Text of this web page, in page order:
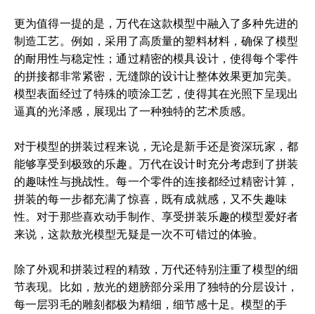
更为值得一提的是，万代在这款模型中融入了多种先进的
制造工艺。例如，采用了高质量的塑料材料，确保了模型
的耐用性与稳定性；通过精密的模具设计，使得每个零件
的拼接都非常紧密，无缝隙的设计让整体效果更加完美。
模型表面经过了特殊的喷涂工艺，使得其在光照下呈现出
逼真的光泽感，展现出了一种独特的艺术质感。
对于模型的拼装过程来说，无论是新手还是资深玩家，都
能够享受到极致的乐趣。万代在设计时充分考虑到了拼装
的趣味性与挑战性。每一个零件的连接都经过精密计算，
拼装的每一步都充满了惊喜，既有成就感，又不失趣味
性。对于那些喜欢动手制作、享受拼装乐趣的模型爱好者
来说，这款敖光模型无疑是一次不可错过的体验。
除了外观和拼装过程的精致，万代还特别注重了模型的细
节表现。比如，敖光的翅膀部分采用了独特的分层设计，
每一层羽毛的雕刻都极为精细，细节感十足。模型的手